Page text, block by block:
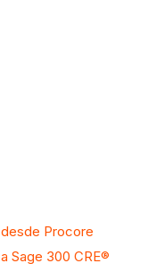
Procore
Sage 300 CRE®